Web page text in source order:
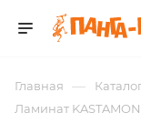
Главная —
Ламинат